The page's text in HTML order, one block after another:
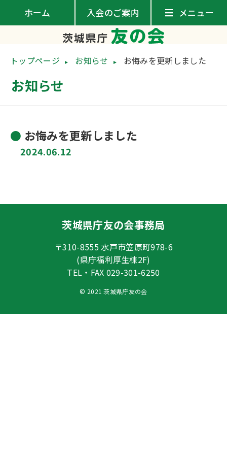
ホーム 入会のご案内
トップページ お知らせ お悔みを更新しました
お知らせ
お悔みを更新しました
2024.06.12
茨城県庁友の会事務局
〒310-8555 水戸市笠原町978-6
(県庁福利厚生棟2F)
TEL・FAX 029-301-6250
© 2021 茨城県庁友の会